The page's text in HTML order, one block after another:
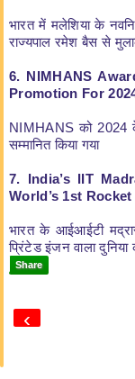
भारत में मलेशिया के
राज्यपाल रमेश बैस से
6. NIMHANS
Promotion For
NIMHANS को 2024
सम्मानित किया गया
7. India’s IIT
World’s 1st
भारत के आईआईटी
प्रिंटेड इंजन वाला दुनिया
Share
‹